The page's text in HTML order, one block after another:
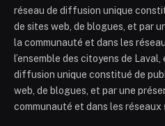
réseau de diffusion unique
de sites web, de blogues, et par
la communauté et dans les
l’ensemble des citoyens de
diffusion unique constitué de
web, de blogues, et par une
communauté et dans les réseaux